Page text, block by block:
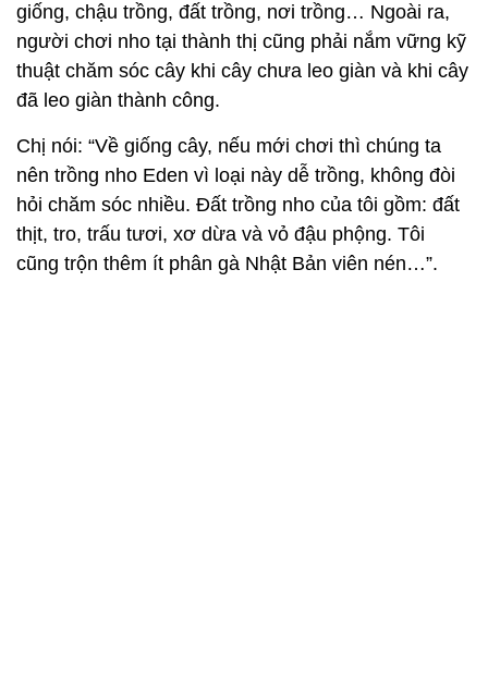
giống, chậu trồng, đất trồng, nơi trồng… Ngoài ra,
người chơi nho tại thành thị cũng phải nắm vững kỹ
thuật chăm sóc cây khi cây chưa leo giàn và khi cây
đã leo giàn thành công.
Chị nói: “Về giống cây, nếu mới chơi thì chúng ta
nên trồng nho Eden vì loại này dễ trồng, không đòi
hỏi chăm sóc nhiều. Đất trồng nho của tôi gồm: đất
thịt, tro, trấu tươi, xơ dừa và vỏ đậu phộng. Tôi
cũng trộn thêm ít phân gà Nhật Bản viên nén…”.